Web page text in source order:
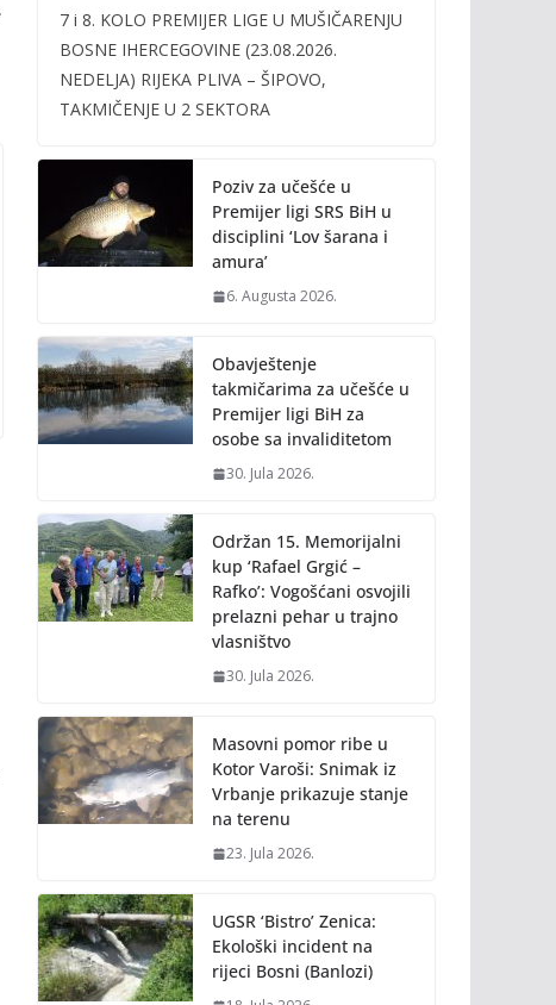
e
b
o
o
k
itt
er
ai
l
p
y
Li
k
7 i 8. KOLO PREMIJER LIGE U MUŠIČARENJU
BOSNE IHERCEGOVINE (23.08.2026.
NEDELJA) RIJEKA PLIVA – ŠIPOVO,
TAKMIČENJE U 2 SEKTORA
Poziv za učešće u
Premijer ligi SRS BiH u
disciplini ‘Lov šarana i
amura’
6. Augusta 2026.
Obavještenje
takmičarima za učešće u
Premijer ligi BiH za
osobe sa invaliditetom
30. Jula 2026.
Održan 15. Memorijalni
kup ‘Rafael Grgić –
Rafko’: Vogošćani osvojili
prelazni pehar u trajno
vlasništvo
30. Jula 2026.
Masovni pomor ribe u
Kotor Varoši: Snimak iz
Vrbanje prikazuje stanje
na terenu
23. Jula 2026.
UGSR ‘Bistro’ Zenica:
Ekološki incident na
rijeci Bosni (Banlozi)